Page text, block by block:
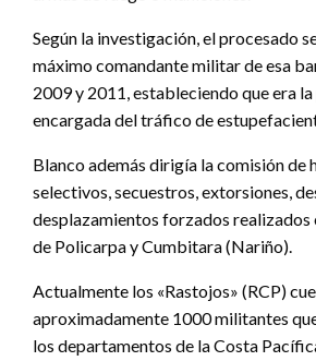
Según la investigación, el procesado
máximo comandante militar de esa
2009 y 2011, estableciendo que era
encargada del tráfico de
Blanco además dirigía la comisión de
selectivos, secuestros, extorsiones,
desplazamientos forzados realizados
de Policarpa y Cumbitara (Nariño).
Actualmente los «Rastojos» (RCP)
aproximadamente 1000 militantes
los departamentos de la Costa